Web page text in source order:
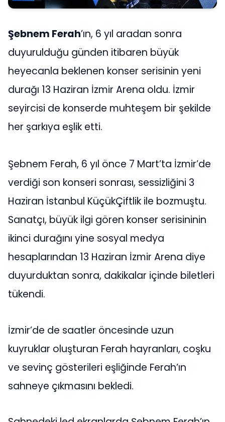
Şebnem Ferah’ın, 6 yıl aradan sonra
duyurulduğu günden itibaren büyük
heyecanla beklenen konser serisinin yeni
durağı 13 Haziran İzmir Arena oldu. İzmir
seyircisi de konserde muhteşem bir şekilde
her şarkıya eşlik etti.
Şebnem Ferah, 6 yıl önce 7 Mart’ta İzmir’de
verdiği son konseri sonrası, sessizliğini 3
Haziran İstanbul KüçükÇiftlik ile bozmuştu.
Sanatçı, büyük ilgi gören konser serisininin
ikinci durağını yine sosyal medya
hesaplarından 13 Haziran İzmir Arena diye
duyurduktan sonra, dakikalar içinde biletleri
tükendi.
İzmir’de de saatler öncesinde uzun
kuyruklar oluşturan Ferah hayranları, coşku
ve sevinç gösterileri eşliğinde Ferah’ın
sahneye çıkmasını bekledi.